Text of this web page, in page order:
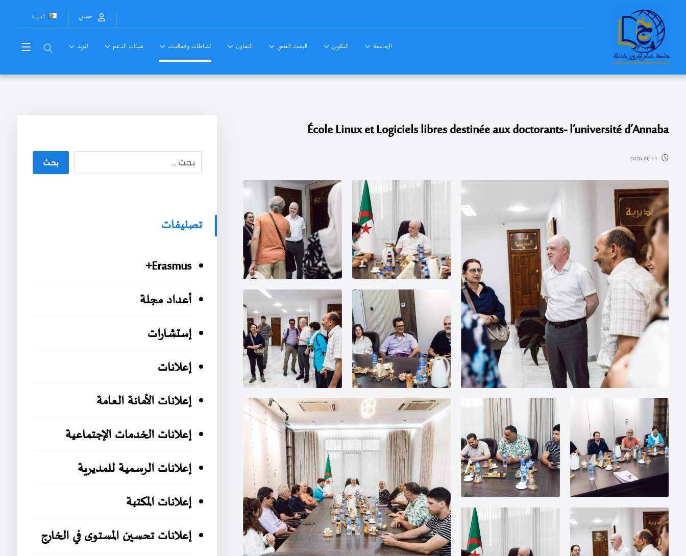
العربية حسابي
الجامعة التكوين البحث العلمي التعاون نشاطات وفعاليات هيئات الدعم المزيد
École Linux et Logiciels libres destinée aux doctorants- l’université d’Annaba
2026-06-11 بحث
تصنيفات
Erasmus+
أعداد مجلة
إستشارات
إعلانات
إعلانات الأمانة العامة
إعلانات الخدمات الإجتماعية
إعلانات الرسمية للمديرية
إعلانات المكتبة
إعلانات تحسين المستوى في الخارج